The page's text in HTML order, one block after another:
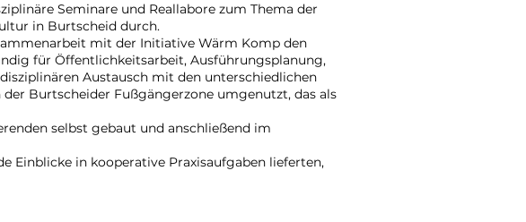
Seminare und Reallabore zum Thema der
in Burtscheid durch.
mit der Initiative Wärm Komp den
für Öffentlichkeitsarbeit, Ausführungsplanung,
Austausch mit den unterschiedlichen
Burtscheider Fußgängerzone umgenutzt, das als
selbst gebaut und anschließend im
Einblicke in kooperative Praxisaufgaben lieferten,